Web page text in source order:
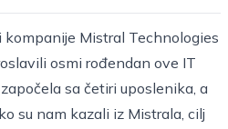
Mistral Technologies
osmi rođendan ove IT
sa četiri uposlenika, a
su nam kazali iz Mistrala, cilj